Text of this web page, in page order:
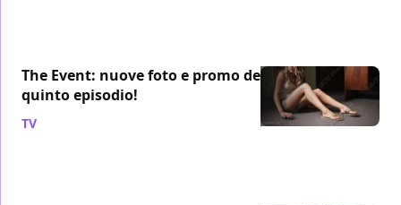
The Event: nuove foto e promo del
quinto episodio!
TV